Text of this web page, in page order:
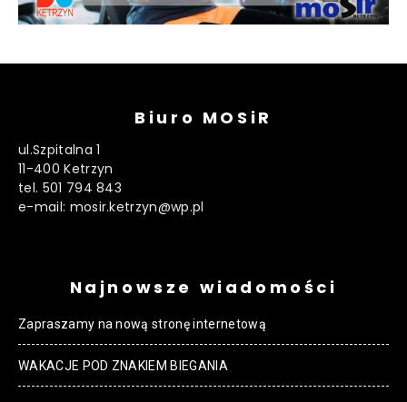
Biuro MOSiR
ul.Szpitalna 1
11-400 Ketrzyn
tel. 501 794 843
e-mail: mosir.ketrzyn@wp.pl
Najnowsze wiadomości
Zapraszamy na nową stronę internetową
WAKACJE POD ZNAKIEM BIEGANIA